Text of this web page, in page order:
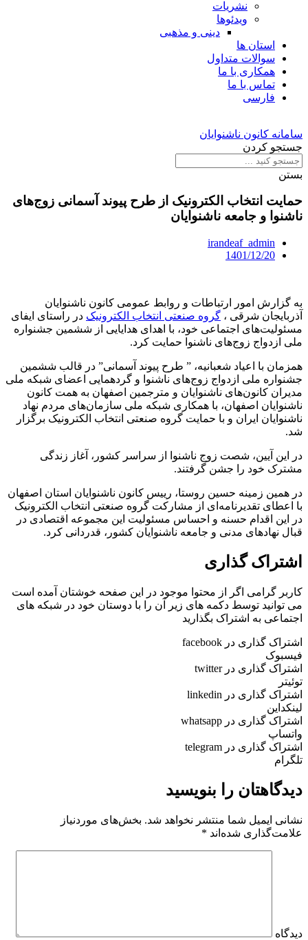
نشریات
ویدئوها
دینی و مذهبی
استان ها
سوالات متداول
همکاری با ما
تماس با ما
فارسی
سامانه کانون ناشنوایان
جستجو کردن
بستن
حمایت انتخاب الکترونیک از طرح پیوند آسمانی زوج‌های
ناشنوا و جامعه ناشنوایان
irandeaf_admin
1401/12/20
به گزارش امور ارتباطات و روابط عمومی کانون ناشنوایان
آذربایجان شرقی ، گروه صنعتی انتخاب الکترونیک در راستای ایفای
مسئولیت‌های اجتماعی خود، با اهدای هدایایی از ششمین جشنواره
ملی ازدواج زوج‌های ناشنوا حمایت کرد.
همزمان با اعیاد شعبانیه، ” طرح پیوند آسمانی” در قالب ششمین
جشنواره ملی ازدواج زوج‌های ناشنوا و گردهمایی اعضای شبکه ملی
مدیران کانون‌های ناشنوایان و مترجمین اصفهان به همت کانون
ناشنوایان اصفهان، با همکاری شبکه ملی سازمان‌های مردم نهاد
ناشنوایان ایران و با حمایت گروه صنعتی انتخاب الکترونیک برگزار
شد.
در این آیین، شصت زوج ناشنوا از سراسر کشور، آغاز زندگی
مشترک خود را جشن گرفتند.
در همین زمینه حسین روستا، رییس کانون ناشنوایان استان اصفهان
با اعطای تقدیرنامه‌ای از مشارکت گروه صنعتی انتخاب الکترونیک
در این اقدام حسنه و احساس مسئولیت این مجموعه اقتصادی در
قبال نهادهای مدنی و جامعه ناشنوایان کشور، قدردانی کرد.
اشتراک گذاری
کاربر گرامی اگر از محتوا موجود در این صفحه خوشتان آمده است
می توانید توسط دکمه های زیر آن را با دوستان خود در شبکه های
اجتماعی به اشتراک بگذارید
اشتراک گذاری در facebook
فیسبوک
اشتراک گذاری در twitter
توئیتر
اشتراک گذاری در linkedin
لینکداین
اشتراک گذاری در whatsapp
واتساپ
اشتراک گذاری در telegram
تلگرام
دیدگاهتان را بنویسید
نشانی ایمیل شما منتشر نخواهد شد. بخش‌های موردنیاز
علامت‌گذاری شده‌اند *
دیدگاه